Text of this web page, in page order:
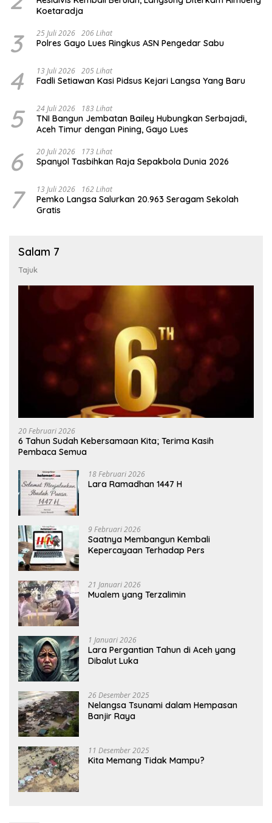
Koetaradja
3 25 Juli 2026 206 Lihat
Polres Gayo Lues Ringkus ASN Pengedar Sabu
4 13 Juli 2026 205 Lihat
Fadli Setiawan Kasi Pidsus Kejari Langsa Yang Baru
5 24 Juli 2026 183 Lihat
TNI Bangun Jembatan Bailey Hubungkan Serbajadi,
Aceh Timur dengan Pining, Gayo Lues
6 20 Juli 2026 173 Lihat
Spanyol Tasbihkan Raja Sepakbola Dunia 2026
7 13 Juli 2026 162 Lihat
Pemko Langsa Salurkan 20.963 Seragam Sekolah
Gratis
Salam 7
Tajuk
20 Februari 2026
6 Tahun Sudah Kebersamaan Kita; Terima Kasih
Pembaca Semua
18 Februari 2026
Lara Ramadhan 1447 H
9 Februari 2026
Saatnya Membangun Kembali
Kepercayaan Terhadap Pers
21 Januari 2026
Mualem yang Terzalimin
1 Januari 2026
Lara Pergantian Tahun di Aceh yang
Dibalut Luka
26 Desember 2025
Nelangsa Tsunami dalam Hempasan
Banjir Raya
11 Desember 2025
Kita Memang Tidak Mampu?